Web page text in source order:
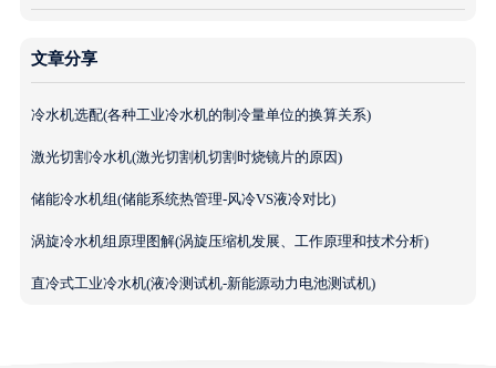
文章分享
冷水机选配(各种工业冷水机的制冷量单位的换算关系)
激光切割冷水机(激光切割机切割时烧镜片的原因)
储能冷水机组(储能系统热管理-风冷VS液冷对比)
涡旋冷水机组原理图解(涡旋压缩机发展、工作原理和技术分析)
直冷式工业冷水机(液冷测试机-新能源动力电池测试机)